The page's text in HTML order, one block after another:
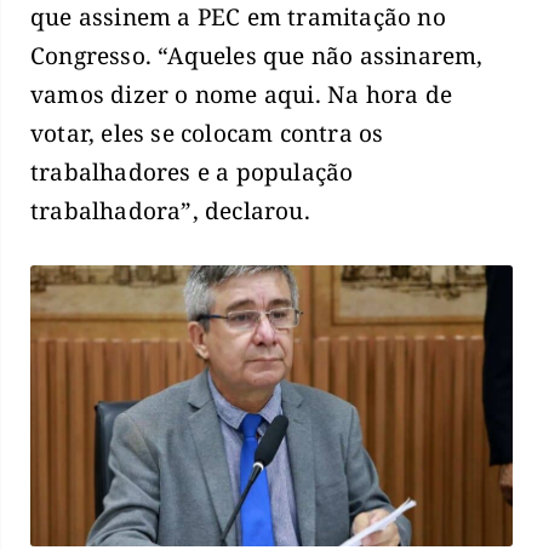
que assinem a PEC em tramitação no
Congresso. “Aqueles que não assinarem,
vamos dizer o nome aqui. Na hora de
votar, eles se colocam contra os
trabalhadores e a população
trabalhadora”, declarou.